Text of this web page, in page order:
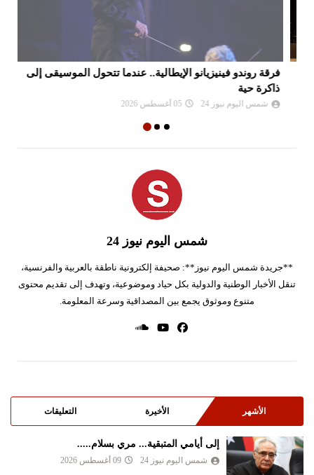
فرقة روندو فينيزيانو الإيطالية.. عندما تتحول الموسيقى إلى
ذاكرة حية
شمس اليوم نيوز 24 05 أغسطس 2026
شمس اليوم نيوز 24
**جريدة شمس اليوم نيوز**: صحيفة إلكترونية ناطقة بالعربية والفرنسية،
تنقل الأخبار الوطنية والدولية بكل حياد وموضوعية، وتهدف إلى تقديم محتوى
متنوع وموثوق يجمع بين المصداقية وسرعة المعلومة.
الأشهر الأخيرة التعليقات
إلى أيامي المتبقية... مري بسلام.....
شمس اليوم نيوز 24 09 أغسطس 2026